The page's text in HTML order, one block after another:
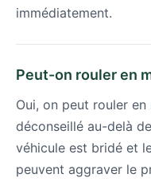
immédiatement.
Peut-on rouler en
Oui, on peut rouler
déconseillé au-delà
véhicule est bridé et
peuvent aggraver le